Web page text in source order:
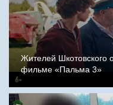
Жителей Шкотовского
фильме «Пальма 3»